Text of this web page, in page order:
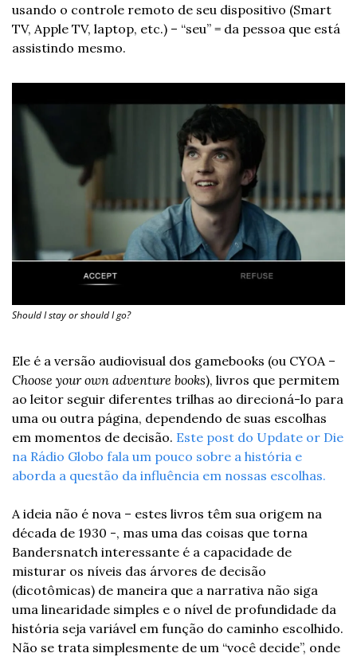
usando o controle remoto de seu dispositivo (Smart
TV, Apple TV, laptop, etc.) – “seu” = da pessoa que está
assistindo mesmo.
Should I stay or should I go?
Choose your own adventure books), livros que permitem
ao leitor seguir diferentes trilhas ao direcioná-lo para
uma ou outra página, dependendo de suas escolhas
em momentos de decisão. Este post do Update or Die
na Rádio Globo fala um pouco sobre a história e
aborda a questão da influência em nossas escolhas.
A ideia não é nova – estes livros têm sua origem na
década de 1930 -, mas uma das coisas que torna
Bandersnatch interessante é a capacidade de
misturar os níveis das árvores de decisão
(dicotômicas) de maneira que a narrativa não siga
uma linearidade simples e o nível de profundidade da
história seja variável em função do caminho escolhido.
Não se trata simplesmente de um “você decide”, onde